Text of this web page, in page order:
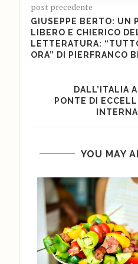
post precedente
GIUSEPPE BERTO: UN
LIBERO E CHIERICO
LETTERATURA:
ORA” DI PIERFRANCO
DALL’ITALIA
PONTE DI
YOU MAY